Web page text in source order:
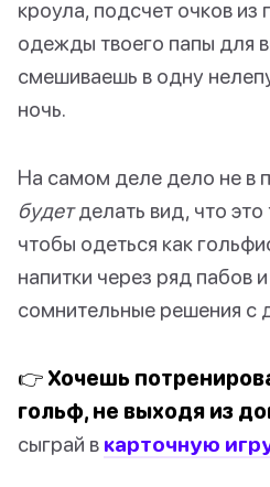
кроула, подсчет очков из
одежды твоего папы для
смешиваешь в одну
ночь.
На самом деле дело не в
будетделать вид, что это
чтобы одеться как
напитки через ряд пабов
сомнительные решения с
👉 Хочешь
гольф, не выходя из
сыграй в карточную